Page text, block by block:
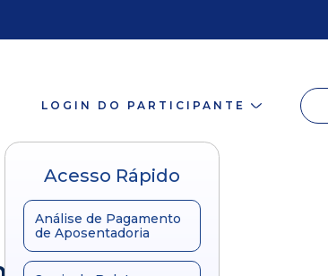
LOGIN DO PARTICIPANTE
Acesso Rápido
Análise de Pagamento
de Aposentadoria